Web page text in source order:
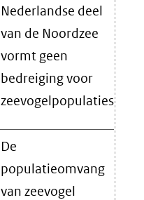
Nederlandse deel
van de Noordzee
vormt geen
bedreiging voor
zeevogelpopulaties.
De
populatieomvang
van zeevogel